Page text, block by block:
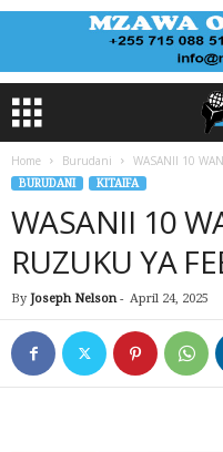
Home Burudani WASANII 10
BURUDANI KITAIFA
WASANII 10
RUZUKU YA
By Joseph Nelson- April 24, 2025